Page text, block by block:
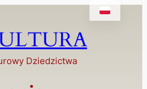
Dziedzictwa